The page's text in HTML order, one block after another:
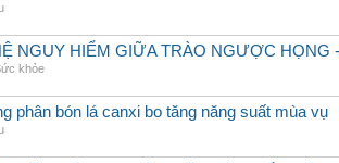
NGUY HIỂM GIỮA TRÀO NGƯỢC
khỏe
phân bón lá canxi bo tăng năng suất mùa vụ